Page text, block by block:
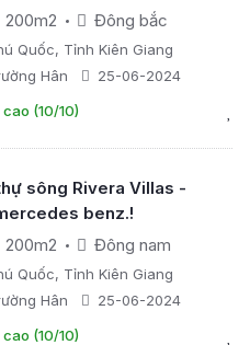
200m2 Đông bắc
Quốc, Tỉnh Kiên Giang
Hân
25-06-2024
(10/10)
sông Rivera Villas -
benz.!
200m2 Đông nam
Quốc, Tỉnh Kiên Giang
Hân
25-06-2024
(10/10)